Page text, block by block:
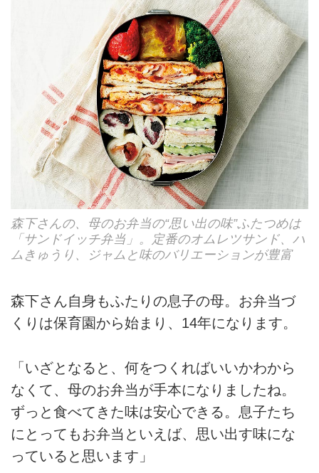
森下さんの、母のお弁当の“思い出の味”ふたつめは
「サンドイッチ弁当」。定番のオムレツサンド、ハ
ムきゅうり、ジャムと味のバリエーションが豊富
森下さん自身もふたりの息子の母。お弁当づ
くりは保育園から始まり、14年になります。
「いざとなると、何をつくればいいかわから
なくて、母のお弁当が手本になりましたね。
ずっと食べてきた味は安心できる。息子たち
にとってもお弁当といえば、思い出す味にな
っていると思います」